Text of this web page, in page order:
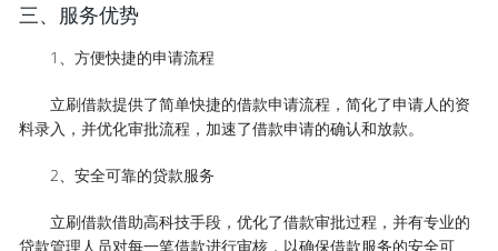
三、服务优势
1、方便快捷的申请流程
立刷借款提供了简单快捷的借款申请流程，简化了申请人的资
料录入，并优化审批流程，加速了借款申请的确认和放款。
2、安全可靠的贷款服务
立刷借款借助高科技手段，优化了借款审批过程，并有专业的
贷款管理人员对每一笔借款进行审核，以确保借款服务的安全可